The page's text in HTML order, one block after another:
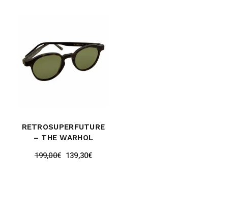
RETROSUPERFUTURE
– THE WARHOL
199,00€ 139,30€